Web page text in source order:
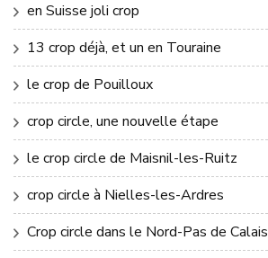
en Suisse joli crop
13 crop déjà, et un en Touraine
le crop de Pouilloux
crop circle, une nouvelle étape
le crop circle de Maisnil-les-Ruitz
crop circle à Nielles-les-Ardres
Crop circle dans le Nord-Pas de Calais